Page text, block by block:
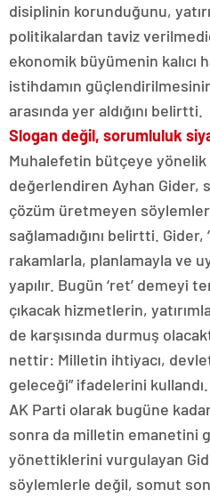
disiplinin korunduğunu,
politikalardan taviz
ekonomik büyümenin kalıcı
istihdamın
arasında yer aldığını belirtti.
Slogan değil, sorumluluk
Muhalefetin bütçeye
değerlendiren Ayhan Gider,
çözüm üretmeyen
sağlamadığını belirtti.
rakamlarla, planlamayla ve
yapılır. Bugün ‘ret’ demeyi
çıkacak hizmetlerin,
de karşısında durmuş
nettir: Milletin ihtiyacı,
geleceği” ifadelerini kullandı.
AK Parti olarak bugüne
sonra da milletin emanetini
yönettiklerini vurgulayan
söylemlerle değil, somut